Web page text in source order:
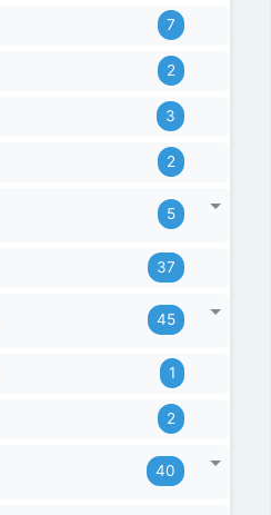
7
2
3
2
5
37
45
1
2
40